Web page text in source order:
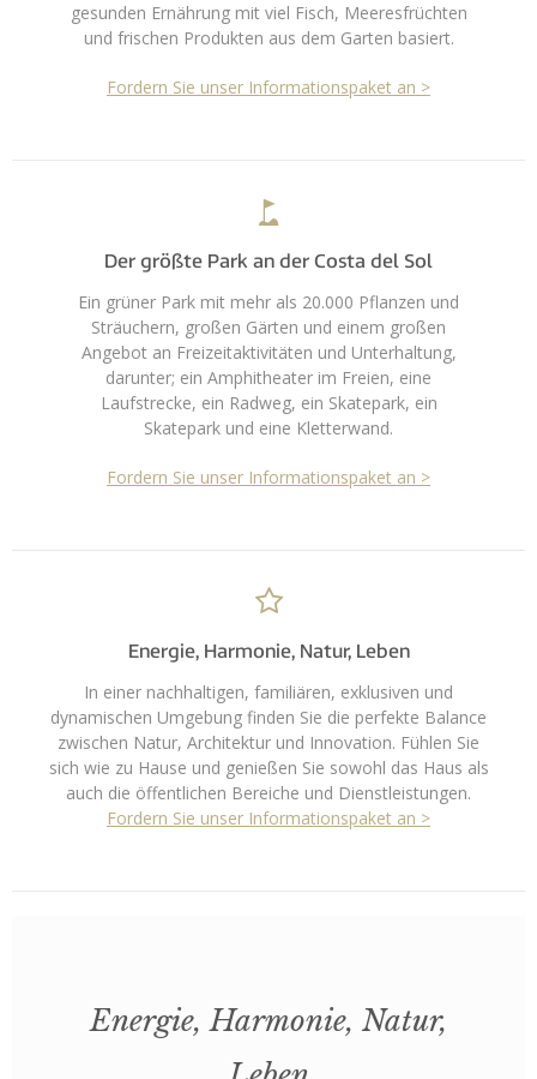
gesunden Ernährung mit viel Fisch, Meeresfrüchten
und frischen Produkten aus dem Garten basiert.
Fordern Sie unser Informationspaket an >
Der größte Park an der Costa del Sol
Ein grüner Park mit mehr als 20.000 Pflanzen und
Sträuchern, großen Gärten und einem großen
Angebot an Freizeitaktivitäten und Unterhaltung,
darunter; ein Amphitheater im Freien, eine
Laufstrecke, ein Radweg, ein Skatepark, ein
Skatepark und eine Kletterwand.
Fordern Sie unser Informationspaket an >
Energie, Harmonie, Natur, Leben
In einer nachhaltigen, familiären, exklusiven und
dynamischen Umgebung finden Sie die perfekte Balance
zwischen Natur, Architektur und Innovation. Fühlen Sie
sich wie zu Hause und genießen Sie sowohl das Haus als
auch die öffentlichen Bereiche und Dienstleistungen.
Fordern Sie unser Informationspaket an >
Energie, Harmonie, Natur,